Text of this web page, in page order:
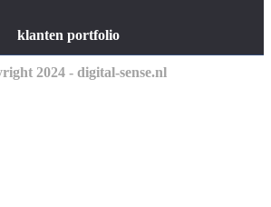
klanten portfolio
2024 - digital-sense.nl